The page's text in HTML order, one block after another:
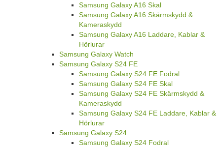
Samsung Galaxy A16 Skal
Samsung Galaxy A16 Skärmskydd &
Kameraskydd
Samsung Galaxy A16 Laddare, Kablar &
Hörlurar
Samsung Galaxy Watch
Samsung Galaxy S24 FE
Samsung Galaxy S24 FE Fodral
Samsung Galaxy S24 FE Skal
Samsung Galaxy S24 FE Skärmskydd &
Kameraskydd
Samsung Galaxy S24 FE Laddare, Kablar &
Hörlurar
Samsung Galaxy S24
Samsung Galaxy S24 Fodral